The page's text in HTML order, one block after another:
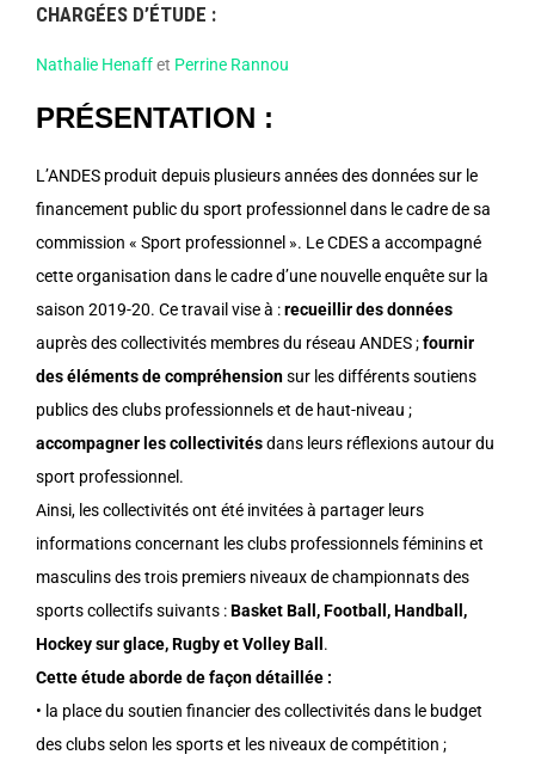
CHARGÉES D’ÉTUDE :
Nathalie Henaffet Perrine Rannou
PRÉSENTATION :
L’ANDES produit depuis plusieurs années des données sur le
financement public du sport professionnel dans le cadre de sa
commission « Sport professionnel ». Le CDES a accompagné
cette organisation dans le cadre d’une nouvelle enquête sur la
saison 2019-20. Ce travail vise à :recueillir des données
auprès des collectivités membres du réseau ANDES ;fournir
des éléments de compréhensionsur les différents soutiens
publics des clubs professionnels et de haut-niveau ;
accompagner les collectivitésdans leurs réflexions autour du
sport professionnel.
Ainsi, les collectivités ont été invitées à partager leurs
informations concernant les clubs professionnels féminins et
masculins des trois premiers niveaux de championnats des
sports collectifs suivants :Basket Ball, Football, Handball,
Hockey sur glace, Rugby et Volley Ball .
Cette étude aborde de façon détaillée :
• la place du soutien financier des collectivités dans le budget
des clubs selon les sports et les niveaux de compétition ;